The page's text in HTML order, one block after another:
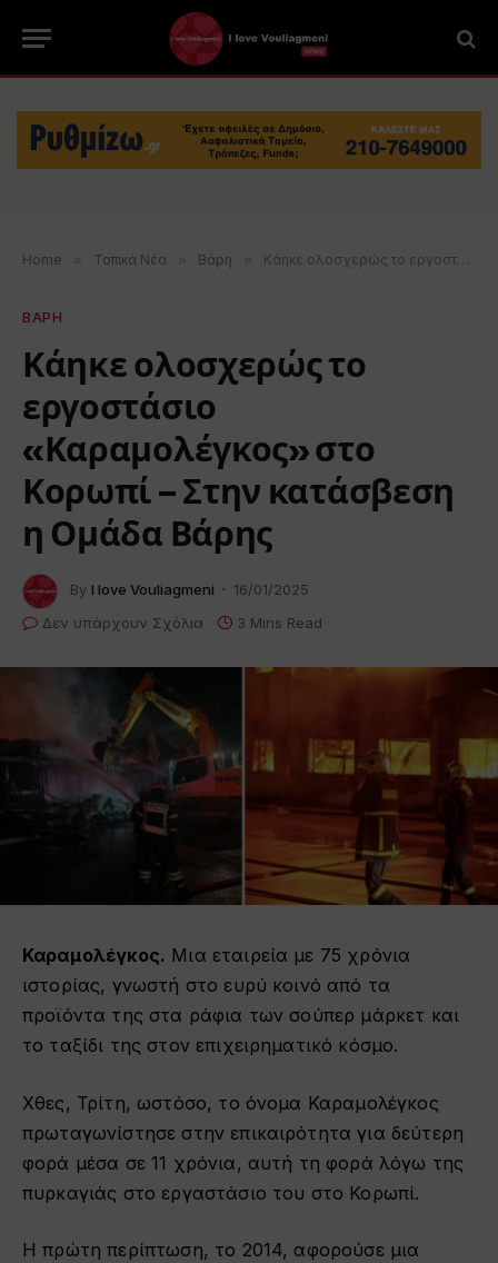
Home » Τοπικά Νέα » Βάρη » Κάηκε ολοσχερώς το εργοστάσιο «Καραμολέγκος» στο Κορωπί – Στην κατάσβεση η Ομάδα Βάρης
ΒΑΡΗ
Κάηκε ολοσχερώς το
εργοστάσιο
«Καραμολέγκος» στο
Κορωπί – Στην κατάσβεση
η Ομάδα Βάρης
By I love Vouliagmeni
16/01/2025
Δεν υπάρχουν Σχόλια
3 Mins Read
Καραμολέγκος. Μια εταιρεία με 75 χρόνια
ιστορίας, γνωστή στο ευρύ κοινό από τα
προϊόντα της στα ράφια των σούπερ μάρκετ και
το ταξίδι της στον επιχειρηματικό κόσμο.
Χθες, Τρίτη, ωστόσο, το όνομα Καραμολέγκος
πρωταγωνίστησε στην επικαιρότητα για δεύτερη
φορά μέσα σε 11 χρόνια, αυτή τη φορά λόγω της
πυρκαγιάς στο εργαστάσιο του στο Κορωπί.
Η πρώτη περίπτωση, το 2014, αφορούσε μια